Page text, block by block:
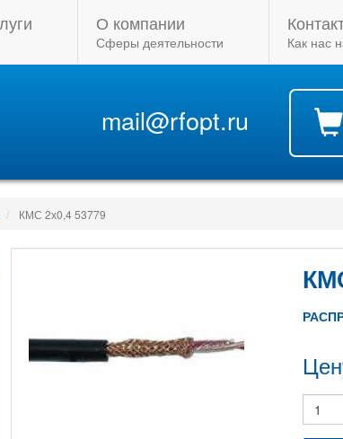
О компании
Сферы деятельности Как нас
mail@rfopt.ru
КМС 2х0,4 53779